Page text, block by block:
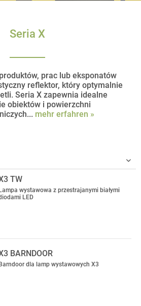
Seria X
prac lub eksponatów
reflektor, który optymalnie
Seria X zapewnia idealne
obiektów i powierzchni
mehr erfahren »
TW
Lampa wystawowa z przestrajanymi białymi
LED
BARNDOOR
Barndoor dla lamp wystawowych X3